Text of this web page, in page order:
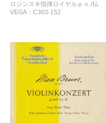
ロジンスキ指揮ロイヤルｐｏ./仏
VEGA：C30S 152